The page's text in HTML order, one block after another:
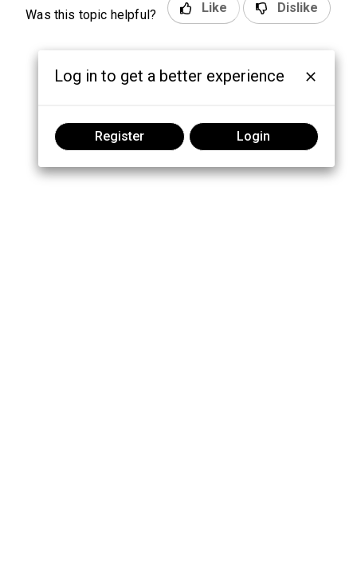
Was this topic helpful? Like Dislike
Log in to get a better experience
Register Login